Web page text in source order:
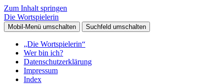
Zum Inhalt springen
Die Wortspielerin
Mobil-Menü umschalten Suchfeld umschalten
„Die Wortspielerin“
Wer bin ich?
Datenschutzerklärung
Impressum
Index